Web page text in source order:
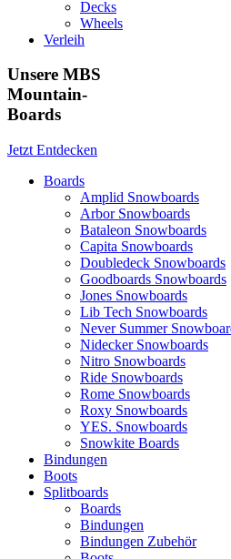
Decks
Wheels
Verleih
Unsere MBS
Mountain-
Boards
Jetzt Entdecken
Boards
Amplid Snowboards
Arbor Snowboards
Bataleon Snowboards
Capita Snowboards
Doubledeck Snowboards
Goodboards Snowboards
Jones Snowboards
Lib Tech Snowboards
Never Summer
Nidecker Snowboards
Nitro Snowboards
Ride Snowboards
Rome Snowboards
Roxy Snowboards
YES. Snowboards
Snowkite Boards
Bindungen
Boots
Splitboards
Boards
Bindungen
Bindungen Zubehör